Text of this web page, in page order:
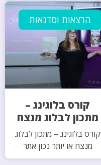
הרצאות וסדנאות
קורס בלוגינג –
מתכון לבלוג מנצח
קורס בלוגינג – מתכון לבלוג
מנצח או יותר נכון אתר